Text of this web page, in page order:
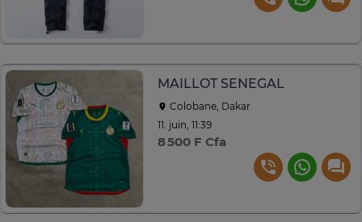
MAILLOT SENEGAL
Colobane, Dakar
11. juin, 11:39
8 500 F Cfa